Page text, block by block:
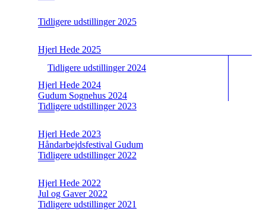
Tidligere udstillinger 2025
Hjerl Hede 2025
Tidligere udstillinger 2024
Hjerl Hede 2024
Gudum Sognehus 2024
Tidligere udstillinger 2023
Hjerl Hede 2023
Håndarbejdsfestival Gudum
Tidligere udstillinger 2022
Hjerl Hede 2022
Jul og Gaver 2022
Tidligere udstillinger 2021